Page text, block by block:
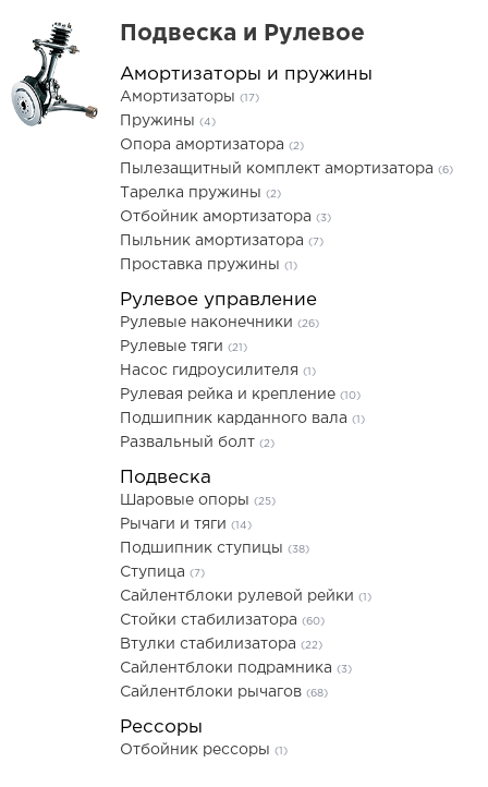
Подвеска и Рулевое
Амортизаторы и пружины
Амортизаторы (17)
Пружины (4)
Опора амортизатора (2)
Пылезащитный комплект амортизатора (6)
Тарелка пружины (2)
Отбойник амортизатора (3)
Пыльник амортизатора (7)
Проставка пружины (1)
Рулевое управление
Рулевые наконечники (26)
Рулевые тяги (21)
Насос гидроусилителя (1)
Рулевая рейка и крепление (10)
Подшипник карданного вала (1)
Развальный болт (2)
Подвеска
Шаровые опоры (25)
Рычаги и тяги (14)
Подшипник ступицы (38)
Ступица (7)
Сайлентблоки рулевой рейки (1)
Стойки стабилизатора (60)
Втулки стабилизатора (22)
Сайлентблоки подрамника (3)
Сайлентблоки рычагов (68)
Рессоры
Отбойник рессоры (1)